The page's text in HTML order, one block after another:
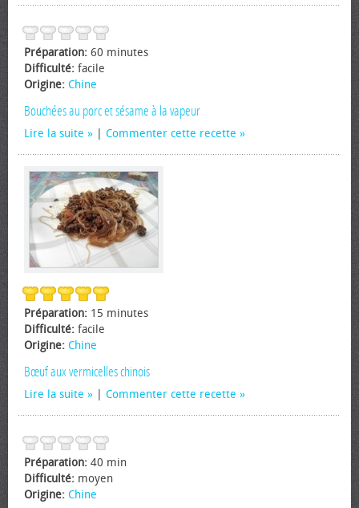
Préparation: 60 minutes
Difficulté: facile
Origine: Chine
Bouchées au porc et sésame à la vapeur
Lire la suite Commenter cette recette
Préparation: 15 minutes
Difficulté: facile
Origine: Chine
Bœuf aux vermicelles chinois
Lire la suite Commenter cette recette
Préparation: 40 min
Difficulté: moyen
Origine: Chine